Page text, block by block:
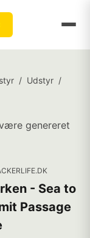
/ Udstyr /
genereret
- Sea to
Passage